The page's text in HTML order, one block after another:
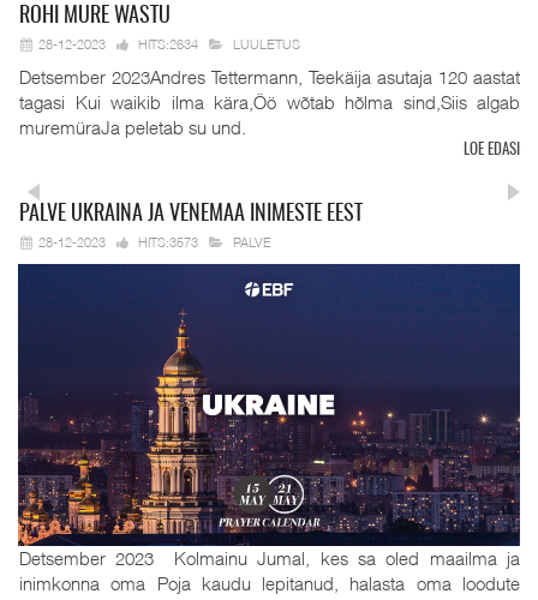
ROHI MURE WASTU
28-12-2023 HITS:2634 LUULETUS
Detsember 2023Andres Tettermann, Teekäija asutaja 120 aastat
tagasi Kui waikib ilma kära,Öö wõtab hõlma sind,Siis algab
muremüraJa peletab su und.
LOE EDASI
PALVE UKRAINA JA VENEMAA INIMESTE EEST
28-12-2023 HITS:3573 PALVE
Detsember 2023 Kolmainu Jumal, kes sa oled maailma ja
inimkonna oma Poja kaudu lepitanud, halasta oma loodute